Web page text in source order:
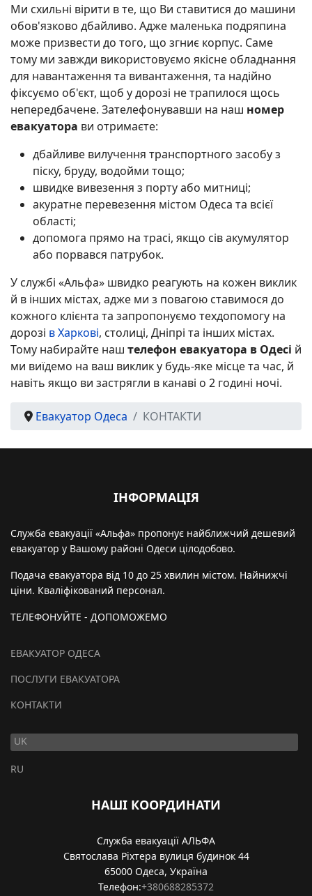
Ми схильні вірити в те, що Ви ставитися до машини
обов'язково дбайливо. Адже маленька подряпина
може призвести до того, що згниє корпус. Саме
тому ми завжди використовуємо якісне обладнання
для навантаження та вивантаження, та надійно
фіксуємо об'єкт, щоб у дорозі не трапилося щось
непередбачене. Зателефонувавши на наш номер
евакуатора ви отримаєте:
дбайливе вилучення транспортного засобу з
піску, бруду, водойми тощо;
швидке вивезення з порту або митниці;
акуратне перевезення містом Одеса та всієї
області;
допомога прямо на трасі, якщо сів акумулятор
або порвався патрубок.
У службі «Альфа» швидко реагують на кожен виклик
й в інших містах, адже ми з повагою ставимося до
кожного клієнта та запропонуємо техдопомогу на
дорозі вХаркові, столиці, Дніпрі та інших містах.
Тому набирайте наш телефон евакуатора в Одесі й
ми виїдемо на ваш виклик у будь-яке місце та час, й
навіть якщо ви застрягли в канаві о 2 годині ночі.
Евакуатор Одеса КОНТАКТИ
ІНФОРМАЦІЯ
Служба евакуації «Альфа» пропонує найближчий дешевий
евакуатор у Вашому районі Одеси цілодобово.
Подача евакуатора від 10 до 25 хвилин містом. Найнижчі
ціни. Кваліфікований персонал.
ТЕЛЕФОНУЙТЕ - ДОПОМОЖЕМО
ЕВАКУАТОР ОДЕСА
ПОСЛУГИ ЕВАКУАТОРА
КОНТАКТИ
Оберіть свою мову
UK
RU
НАШІ КООРДИНАТИ
Служба евакуації АЛЬФА
Святослава Ріхтера вулиця будинок 44
65000 Одеса, Україна
Телефон:+380688285372